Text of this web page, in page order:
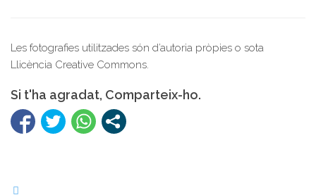
Les fotografies utilitzades són d’autoria pròpies o sota
Llicència Creative Commons.
Si t'ha agradat, Comparteix-ho.